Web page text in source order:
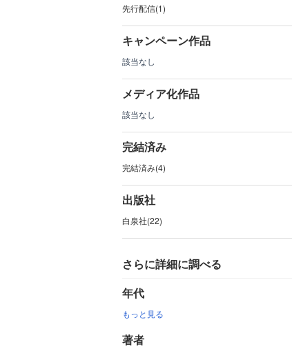
先行配信(1)
キャンペーン作品
該当なし
メディア化作品
該当なし
完結済み
完結済み(4)
出版社
白泉社(22)
さらに詳細に調べる
年代
もっと見る
著者